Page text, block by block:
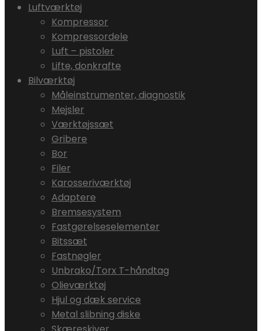
Luftværktøj
Kompressor
Kompressordele
Luft – pistoler
Lifte, donkrafte
Bilværktøj
Måleinstrumenter, diagnostik
Mejsler
Værktøjssæt
Gribere
Bor
Filer
Karosseriværktøj
Adaptere
Bremsesystem
Fastgørelseselementer
Bitssæt
Fastnøgler
Unbrako/Torx T-håndtag
Olieværktøj
Hjul og dæk service
Metal slibning diske